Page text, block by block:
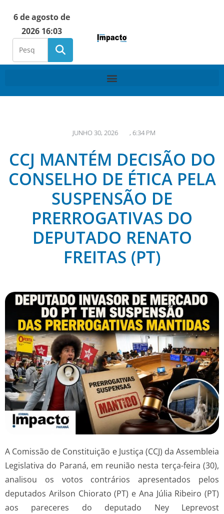
6 de agosto de
2026 16:03
JUNHO 30, 2026 , 6:34 PM
CCJ MANTÉM DECISÃO DO
CONSELHO DE ÉTICA PELA
SUSPENSÃO DE
PRERROGATIVAS DO
DEPUTADO RENATO
FREITAS (PT)
A Comissão de Constituição e Justiça (CCJ) da Assembleia
Legislativa do Paraná, em reunião nesta terça-feira (30),
analisou os votos contrários apresentados pelos
deputados Arilson Chiorato (PT) e Ana Júlia Ribeiro (PT)
aos pareceres do deputado Ney Leprevost